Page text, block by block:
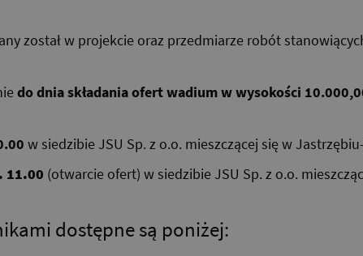
został w projekcie oraz przedmiarze robót
do dnia składania ofert wadium w wysokości
w siedzibie JSU Sp. z o.o. mieszczącej się w
11.00 (otwarcie ofert) w siedzibie JSU Sp. z o.o.
dostępne są poniżej: